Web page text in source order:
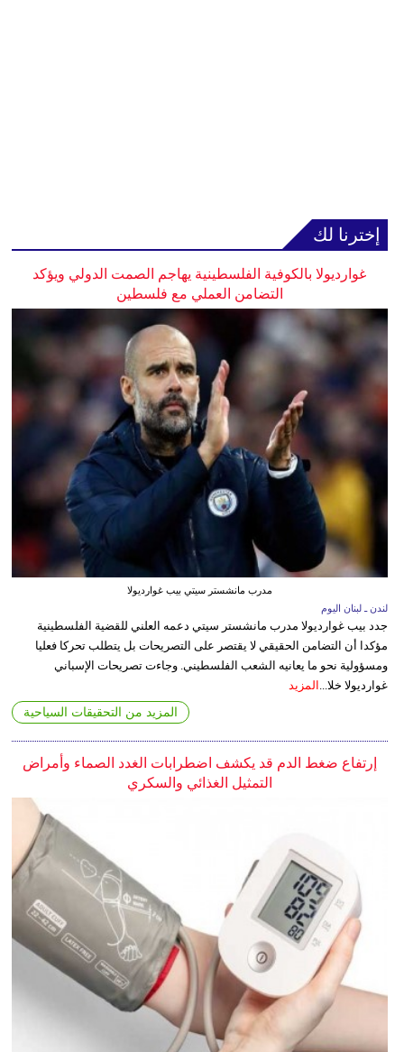
إخترنا لك
غوارديولا بالكوفية الفلسطينية يهاجم الصمت الدولي ويؤكد
التضامن العملي مع فلسطين
مدرب مانشستر سيتي بيب غوارديولا
لندن ـ لبنان اليوم
جدد بيب غوارديولا مدرب مانشستر سيتي دعمه العلني للقضية الفلسطينية
مؤكدا أن التضامن الحقيقي لا يقتصر على التصريحات بل يتطلب تحركا فعليا
ومسؤولية نحو ما يعانيه الشعب الفلسطيني. وجاءت تصريحات الإسباني
غوارديولا خلا... المزيد
المزيد من التحقيقات السياحية
إرتفاع ضغط الدم قد يكشف اضطرابات الغدد الصماء وأمراض
التمثيل الغذائي والسكري